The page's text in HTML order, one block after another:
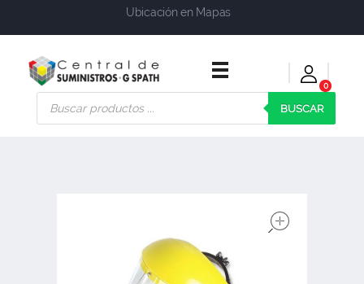
Ubicación en Mapas
Central de Suministros Gspath
Suministros y soluciones integrales para su empresa o negocio
0
BUSCAR